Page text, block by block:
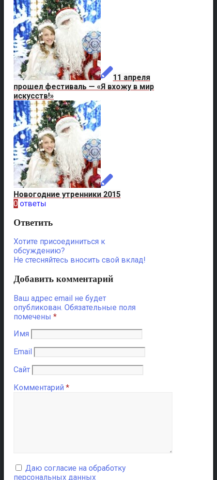
11 апреля
прошел фестиваль — «Я вхожу в мир
искусств!»
Новогодние утренники 2015
0 ответы
Ответить
Хотите присоединиться к
обсуждению?
Не стесняйтесь вносить свой вклад!
Добавить комментарий
Ваш адрес email не будет
опубликован. Обязательные поля
помечены *
Имя
Email
Сайт
Комментарий *
Даю согласие на обработку
персональных данных